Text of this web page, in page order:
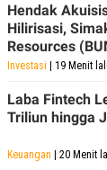
Hendak
Hilirisasi,
Resources
Investasi | 19 Menit
Laba Fintech
Triliun hingga
Keuangan | 20 Menit